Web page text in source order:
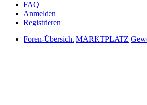
FAQ
Anmelden
Registrieren
Foren-Übersicht MARKTPLATZ